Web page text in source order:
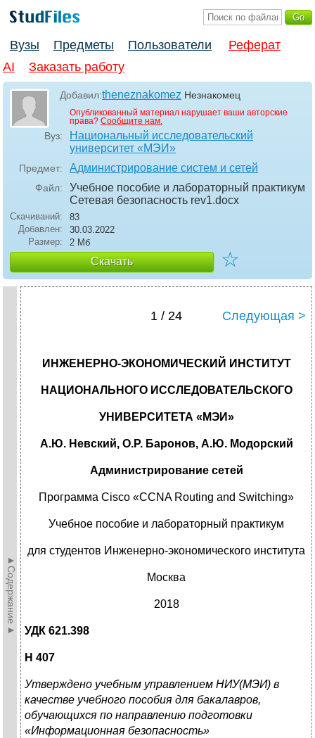
Вузы Предметы Пользователи
Реферат
AI
Заказать работу
Добавил:theneznakomez Незнакомец
Опубликованный материал нарушает ваши авторские
права? Сообщите нам.
Вуз:
Национальный исследовательский
университет «МЭИ»
Предмет: Администрирование систем и сетей
Файл:
Учебное пособие и лабораторный практикум
Сетевая безопасность rev1.docx
Скачиваний:
83
Добавлен:
30.03.2022
Размер:
2 Мб
Скачать ☆
►Содержание►
1 / 24 Следующая >
ИНЖЕНЕРНО-ЭКОНОМИЧЕСКИЙ ИНСТИТУТ
НАЦИОНАЛЬНОГО ИССЛЕДОВАТЕЛЬСКОГО
УНИВЕРСИТЕТА «МЭИ»
А.Ю. Невский, О.Р. Баронов, А.Ю. Модорский
Администрирование сетей
Программа Cisco «CCNA Routing and Switching»
Учебное пособие и лабораторный практикум
для студентов Инженерно-экономического института
Москва
2018
УДК 621.398
Н 407
Утверждено учебным управлением НИУ(МЭИ) в
качестве учебного пособия для бакалавров,
обучающихся по направлению подготовки
«Информационная безопасность»